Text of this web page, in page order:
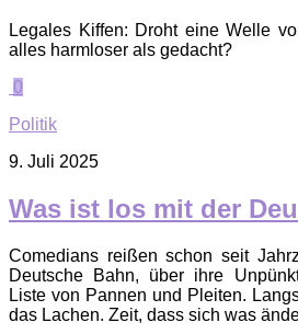
Legales Kiffen: Droht eine Welle
alles harmloser als gedacht?
0
Politik
9. Juli 2025
Was ist los mit der
Comedians reißen schon seit
Deutsche Bahn, über ihre
Liste von Pannen und Pleiten.
das Lachen. Zeit, dass sich was